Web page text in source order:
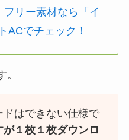
リー素材なら「イ
ACでチェック！
はできない仕様で
が１枚１枚ダウンロ